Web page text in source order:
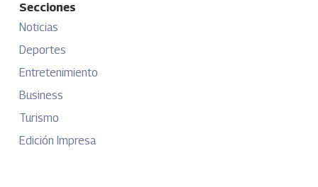
Secciones
Noticias
Deportes
Entretenimiento
Business
Turismo
Edición Impresa